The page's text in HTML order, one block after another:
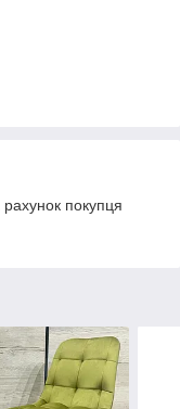
покупця